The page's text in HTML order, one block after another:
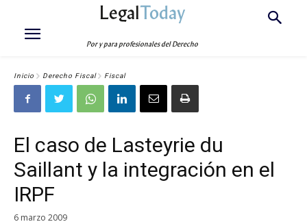
LegalToday
Por y para profesionales del Derecho
Inicio Derecho Fiscal Fiscal
El caso de Lasteyrie du
Saillant y la integración en el
IRPF
6 marzo 2009